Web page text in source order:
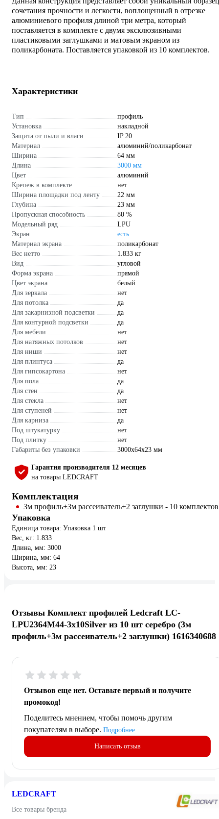
сочетания прочности и легкости, воплощенный в отрезке
алюминиевого профиля длиной три метра, который
поставляется в комплекте с двумя эксклюзивными
пластиковыми заглушками и матовым экраном из
поликарбоната. Поставляется упаковкой из 10 комплектов.
Характеристики
Тип
профиль
Установка
накладной
Защита от пыли и влаги
IP 20
Материал
алюминий/поликарбонат
Ширина
64 мм
Длина
3000 мм
Цвет
алюминий
Крепеж в комплекте
нет
Ширина площадки под ленту
22 мм
Глубина
23 мм
Пропускная способность
80 %
Модельный ряд
LPU
Экран
есть
Материал экрана
поликарбонат
Вес нетто
1.833 кг
Вид
угловой
Форма экрана
прямой
Цвет экрана
белый
Для зеркала
нет
Для потолка
да
Для закарнизной подсветки
да
Для контурной подсветки
да
Для мебели
нет
Для натяжных потолков
нет
Для ниши
нет
Для плинтуса
да
Для гипсокартона
нет
Для пола
да
Для стен
да
Для стекла
нет
Для ступеней
нет
Для карниза
да
Под штукатурку
нет
Под плитку
нет
Габариты без упаковки
3000x64x23 мм
Гарантия производителя 12 месяцев
на товары LEDCRAFT
Комплектация
3м профиль+3м рассеиватель+2 заглушки - 10 комплектов
Упаковка
Единица товара: Упаковка 1 шт
Вес, кг: 1.833
Длина, мм: 3000
Ширина, мм: 64
Высота, мм: 23
Отзывы Комплект профилей Ledcraft LC-
LPU2364M44-3x10Silver из 10 шт серебро (3м
профиль+3м рассеиватель+2 заглушки) 1616340688
Отзывов еще нет. Оставьте первый и получите
промокод!
Поделитесь мнением, чтобы помочь другим
покупателям в выборе. Подробнее
Написать отзыв
LEDCRAFT
Все товары бренда